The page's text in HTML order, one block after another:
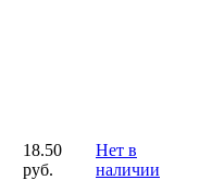
18.50
руб.
Нет в
наличии